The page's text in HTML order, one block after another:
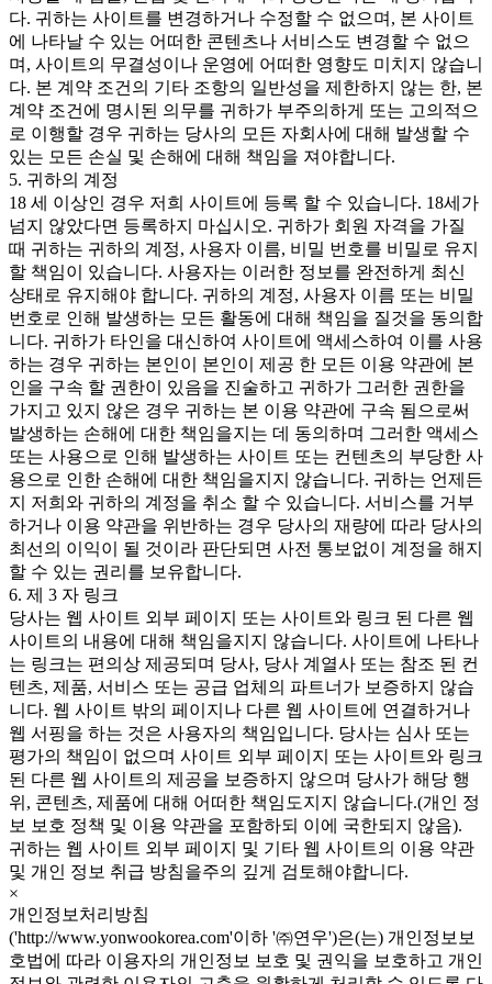
다. 귀하는 사이트를 변경하거나 수정할 수 없으며, 본 사이트
에 나타날 수 있는 어떠한 콘텐츠나 서비스도 변경할 수 없으
며, 사이트의 무결성이나 운영에 어떠한 영향도 미치지 않습니
다. 본 계약 조건의 기타 조항의 일반성을 제한하지 않는 한, 본
계약 조건에 명시된 의무를 귀하가 부주의하게 또는 고의적으
로 이행할 경우 귀하는 당사의 모든 자회사에 대해 발생할 수
있는 모든 손실 및 손해에 대해 책임을 져야합니다.
5. 귀하의 계정
18 세 이상인 경우 저희 사이트에 등록 할 수 있습니다. 18세가
넘지 않았다면 등록하지 마십시오. 귀하가 회원 자격을 가질
때 귀하는 귀하의 계정, 사용자 이름, 비밀 번호를 비밀로 유지
할 책임이 있습니다. 사용자는 이러한 정보를 완전하게 최신
상태로 유지해야 합니다. 귀하의 계정, 사용자 이름 또는 비밀
번호로 인해 발생하는 모든 활동에 대해 책임을 질것을 동의합
니다. 귀하가 타인을 대신하여 사이트에 액세스하여 이를 사용
하는 경우 귀하는 본인이 본인이 제공 한 모든 이용 약관에 본
인을 구속 할 권한이 있음을 진술하고 귀하가 그러한 권한을
가지고 있지 않은 경우 귀하는 본 이용 약관에 구속 됨으로써
발생하는 손해에 대한 책임을지는 데 동의하며 그러한 액세스
또는 사용으로 인해 발생하는 사이트 또는 컨텐츠의 부당한 사
용으로 인한 손해에 대한 책임을지지 않습니다. 귀하는 언제든
지 저희와 귀하의 계정을 취소 할 수 있습니다. 서비스를 거부
하거나 이용 약관을 위반하는 경우 당사의 재량에 따라 당사의
최선의 이익이 될 것이라 판단되면 사전 통보없이 계정을 해지
할 수 있는 권리를 보유합니다.
6. 제 3 자 링크
당사는 웹 사이트 외부 페이지 또는 사이트와 링크 된 다른 웹
사이트의 내용에 대해 책임을지지 않습니다. 사이트에 나타나
는 링크는 편의상 제공되며 당사, 당사 계열사 또는 참조 된 컨
텐츠, 제품, 서비스 또는 공급 업체의 파트너가 보증하지 않습
니다. 웹 사이트 밖의 페이지나 다른 웹 사이트에 연결하거나
웹 서핑을 하는 것은 사용자의 책임입니다. 당사는 심사 또는
평가의 책임이 없으며 사이트 외부 페이지 또는 사이트와 링크
된 다른 웹 사이트의 제공을 보증하지 않으며 당사가 해당 행
위, 콘텐츠, 제품에 대해 어떠한 책임도지지 않습니다.(개인 정
보 보호 정책 및 이용 약관을 포함하되 이에 국한되지 않음).
귀하는 웹 사이트 외부 페이지 및 기타 웹 사이트의 이용 약관
및 개인 정보 취급 방침을주의 깊게 검토해야합니다.
×
개인정보처리방침
('http://www.yonwookorea.com'이하 '㈜연우')은(는) 개인정보보
호법에 따라 이용자의 개인정보 보호 및 권익을 보호하고 개인